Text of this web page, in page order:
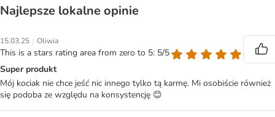
Najlepsze lokalne opinie
15.03.25 | Oliwia
This is a stars rating area from zero to 5: 5/5
Super produkt
Mój kociak nie chce jeść nic innego tylko tą karmę. Mi osobiście również
się podoba ze względu na konsystencję 😊